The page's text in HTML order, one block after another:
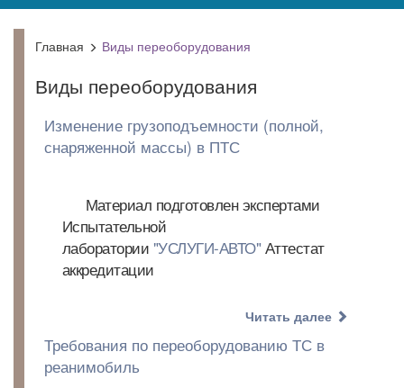
Главная Виды переоборудования
Виды переоборудования
Изменение грузоподъемности (полной,
снаряженной массы) в ПТС
Материал подготовлен экспертами
Испытательной
лаборатории "УСЛУГИ-АВТО"Аттестат
аккредитации
Читать далее
Требования по переоборудованию ТС в
реанимобиль